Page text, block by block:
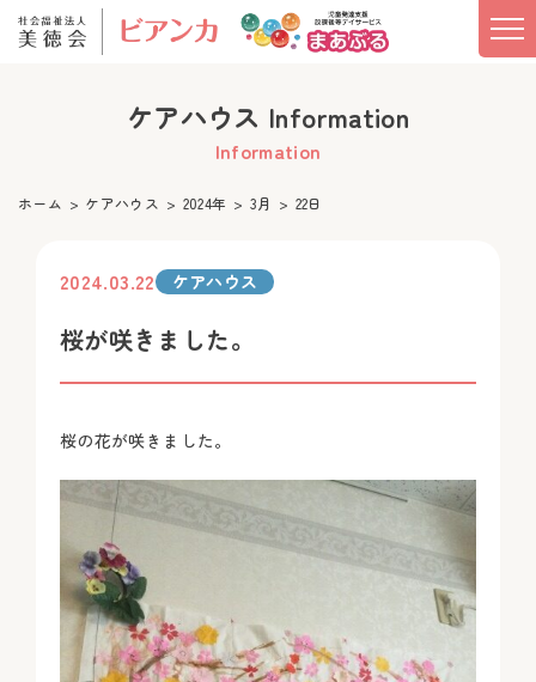
ケアハウス Information
Information
ホーム ケアハウス 2024年 3月 22日
2024.03.22 ケアハウス
桜が咲きました。
桜の花が咲きました。